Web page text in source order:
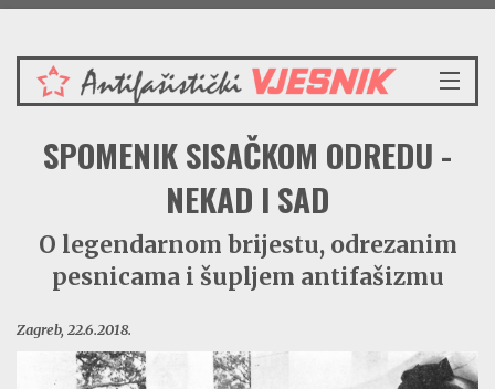
Petak 7.8.2026.
VIJESTI
REDAKCIJSKI KOMENTAR
VJESNIKOV KALENDAR
CRVENI ZABAVNIK
PRENOSIMO
BORBENA BIBLIOTEKA
NAŠE PJESME
SPOMENIK SISAČKOM ODREDU -
NEKAD I SAD
O legendarnom brijestu, odrezanim
pesnicama i šupljem antifašizmu
Zagreb, 22.6.2018.